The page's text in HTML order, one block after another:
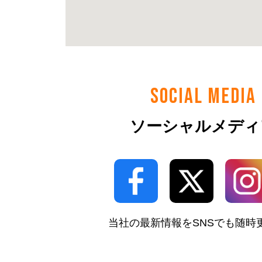
SOCIAL MEDIA
ソーシャルメデ
当社の最新情報をSNSでも随時